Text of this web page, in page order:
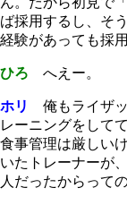
ば採用するし、そ
経験があっても採
ひろ へえー。
ホリ
俺もライザ
レーニングをして
食事管理は厳しい
いたトレーナーが
人だったからって